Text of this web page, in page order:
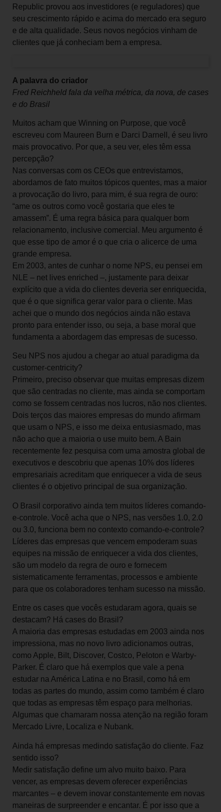
Republic provou aos investidores (e reguladores) que
seu crescimento rápido e acima do mercado era seguro
e de alta qualidade. Seus novos negócios vinham de
clientes que já conheciam bem a empresa.
A palavra do criador
Fred Reichheld fala da velha métrica, da nova, de cases
e do Brasil
Muitos acham que Winning on Purpose, que você
escreveu com Maureen Burn e Darci Darnell, é seu livro
mais provocativo. Por que, a seu ver, eles têm essa
percepção?
Nas conversas com os CEOs que entrevistamos,
abordamos de fato muitos tópicos quentes, mas a maior
a provocação do livro, para mim, é sua regra de ouro:
“ame os outros como você gostaria que eles te
amassem”. É uma regra básica para qualquer bom
relacionamento, inclusive comercial. Meu argumento é
que esse tipo de amor é o que cria o alicerce de uma
grande empresa.
Em 2003, antes de cunhar o nome NPS, eu pensei em
NLE – net lives enriched –, justamente para deixar
explícito que a vida do clientes deveria ser enriquecida,
que é o que significa gerar valor para o cliente. Mas
achei que o mundo dos negócios ainda não estava
pronto para entender isso, ou seja, a base moral que
fundamenta a abordagem das empresas de sucesso.
Seu NPS nos ajudou a chegar ao atual paradigma da
customer-centricity?
Primeiro, preciso observar que muitas empresas dizem
que são centradas no cliente, mas ainda se comportam
como se fossem centradas nos lucros, não nos clientes.
Dois terços das maiores empresas do mundo afirmam
que usam o NPS, e isso me deixa entusiasmado, mas
não acho que a maioria o use muito bem. A Bain
recentemente fez pesquisa com uma amostra global de
executivos e descobriu que apenas 10% dos líderes
empresariais acreditam que enriquecer a vida de seus
clientes é o objetivo principal de sua organização.
O Brasil corporativo ainda tem muitos líderes comando-
e-controle. Você acha que o NPS, nas versões 1.0, 2.0
ou 3.0, funciona bem no contexto comando-e-controle?
Líderes das empresas que vencem empoderam suas
equipes na missão de enriquecer a vida dos clientes,
são um modelo da regra de ouro e fornecem
sistematicamente ferramentas, processos e ambiente
para que os colaboradores tenham sucesso na missão.
Entre os cases que vocês estudaram agora, quais se
destacam? Há cases do Brasil?
A maioria das empresas estudadas em 2003 ainda nos
impressiona, mas no novo livro adicionamos outras,
como Apple, Bilt, Discover, Costco, Peloton e Warby-
Parker. É claro que há exemplos que vale a pena
estudar na América Latina e no Brasil, como há em
todas as partes do mundo, assim como também é claro
que todas as empresas têm espaço para melhorias.
Algumas que chamaram nossa atenção na região foram
Mercado Livre, Localiza e Nubank.
Ainda há empresas medindo satisfação do cliente. Faz
sentido isso?
Medir satisfação define um alvo muito baixo. Para
vencer, as empresas devem oferecer experiências
marcantes – e devem inovar constantemente em novas
maneiras de surpreender e encantar. É por isso que a